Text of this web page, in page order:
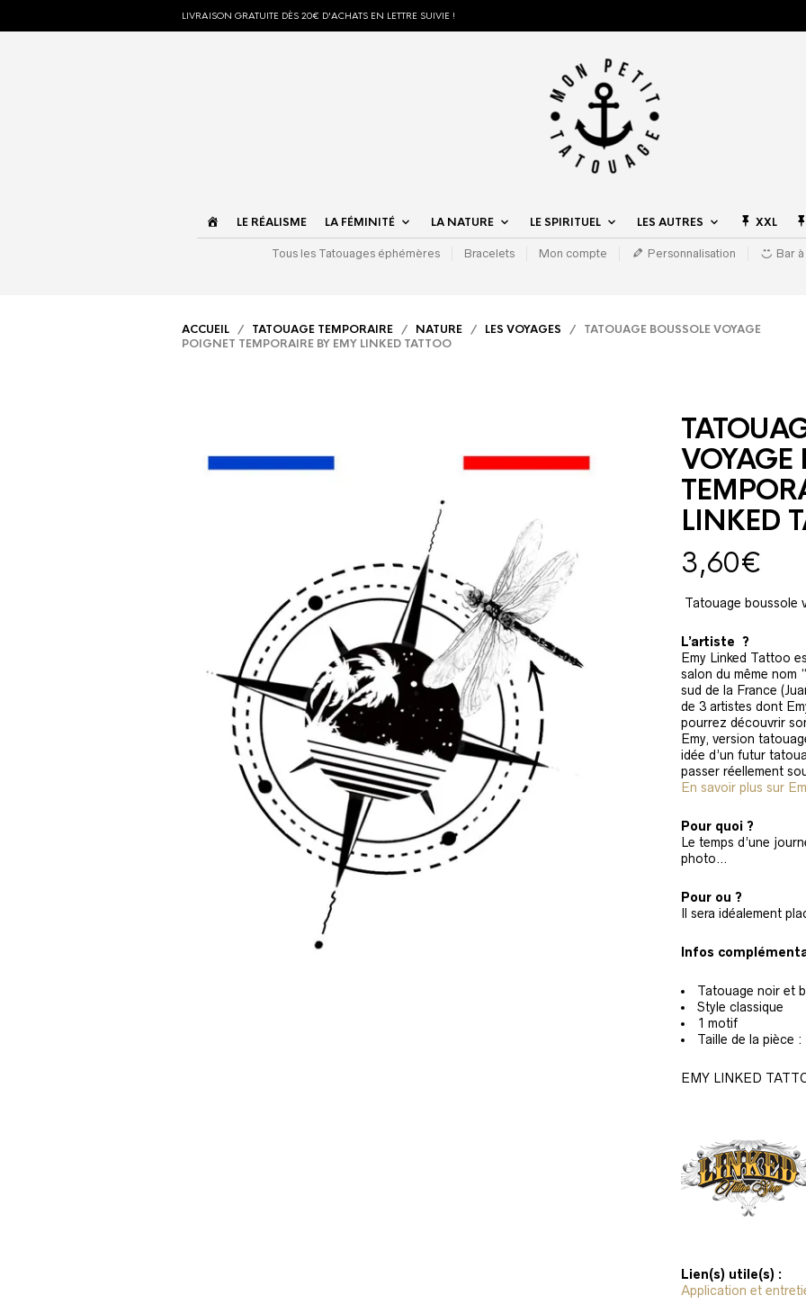
LIVRAISON GRATUITE DÈS 20€ D'ACHATS EN LETTRE SUIVIE !
ACCUEIL
LE RÉALISME LA FÉMINITÉ LA NATURE LE SPIRITUEL LES AUTRES XXL
Tous les Tatouages éphémères Bracelets Mon compte Personnalisation Bar
ACCUEIL / TATOUAGE TEMPORAIRE / NATURE / LES VOYAGES / TATOUAGE BOUSSOLE VOYAGE
POIGNET TEMPORAIRE BY EMY LINKED TATTOO
VOYAGE
LINKED
3,60€
Tatouage boussole
L’artiste ?
Emy Linked Tattoo
salon du même nom
sud de la France
de 3 artistes dont
pourrez découvrir
Emy, version
idée d’un futur
passer réellement
En savoir plus sur
Pour quoi ?
Le temps d’une
photo…
Pour ou ?
Il sera idéalement
Infos
Tatouage noir et
Style classique
1 motif
Taille de la pièce :
EMY LINKED
Lien(s) utile(s) :
Application et